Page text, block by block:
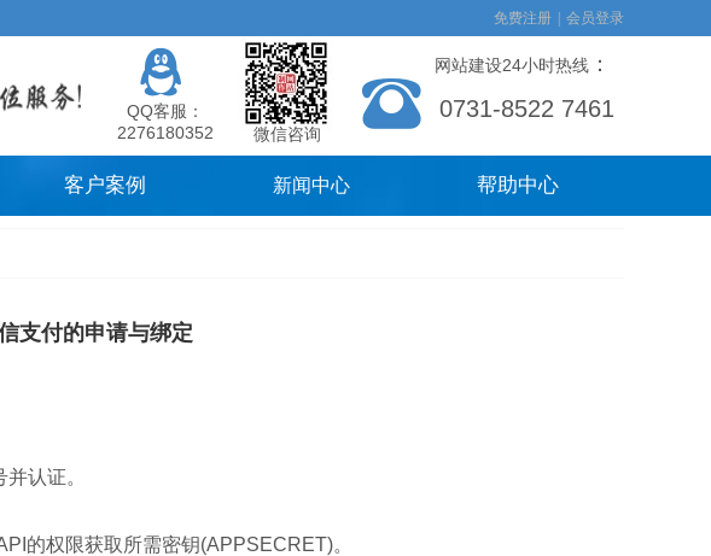
网站建设24小时热线 ：
0731-8522 7461
微信咨询
QQ客服：
2276180352
免费注册 会员登录
客户案例 新闻中心 帮助中心
支付的申请与绑定
认证。
的权限获取所需密钥(APPSECRET)。